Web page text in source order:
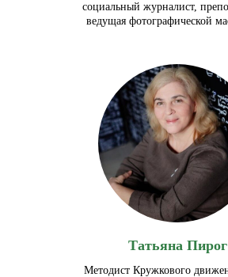
социальный журналист,
ведущая фотографической
Татьяна Пирог
Методист Кружкового